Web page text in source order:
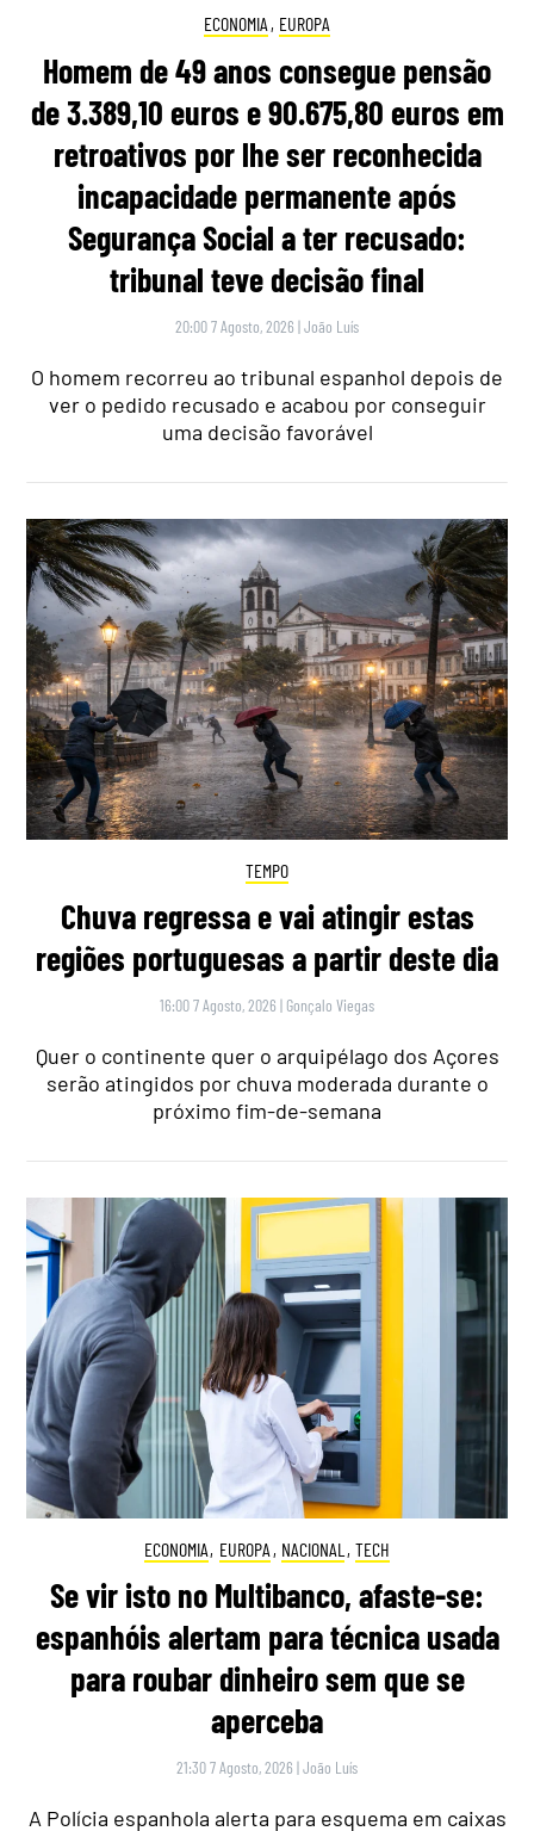
ECONOMIA , EUROPA
Homem de 49 anos consegue pensão
de 3.389,10 euros e 90.675,80 euros em
retroativos por lhe ser reconhecida
incapacidade permanente após
Segurança Social a ter recusado:
tribunal teve decisão final
20:00 7 Agosto, 2026 |João Luís
O homem recorreu ao tribunal espanhol depois de
ver o pedido recusado e acabou por conseguir
uma decisão favorável
TEMPO
Chuva regressa e vai atingir estas
regiões portuguesas a partir deste dia
16:00 7 Agosto, 2026 | Gonçalo Viegas
Quer o continente quer o arquipélago dos Açores
serão atingidos por chuva moderada durante o
próximo fim-de-semana
ECONOMIA, EUROPA , NACIONAL , TECH
Se vir isto no Multibanco, afaste-se:
espanhóis alertam para técnica usada
para roubar dinheiro sem que se
aperceba
21:30 7 Agosto, 2026 |João Luís
A Polícia espanhola alerta para esquema em caixas